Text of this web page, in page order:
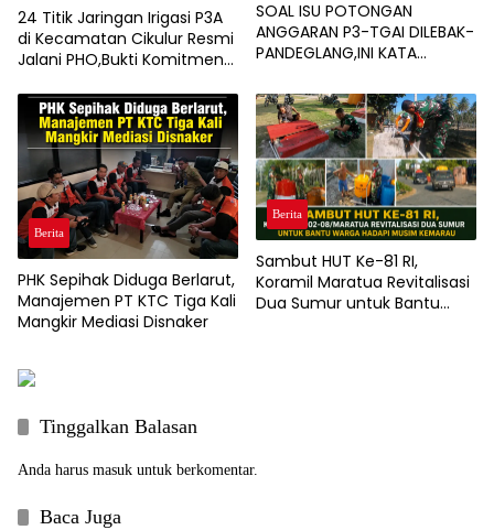
24 Titik Jaringan Irigasi P3A
di Kecamatan Cikulur Resmi
Jalani PHO,Bukti Komitmen
Infrastruktur Pertanian
SOAL ISU POTONGAN
ANGGARAN P3-TGAI DILEBAK-
PANDEGLANG,INI KATA
Berita
PHK Sepihak Diduga Berlarut,
Manajemen PT KTC Tiga Kali
Mangkir Mediasi Disnaker
Berita
Sambut HUT Ke-81 RI,
Koramil Maratua Revitalisasi
Dua Sumur untuk Bantu
Tinggalkan Balasan
Anda harus masuk untuk berkomentar.
Baca Juga